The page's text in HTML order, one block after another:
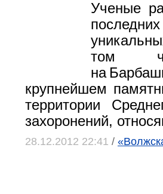
Ученые
том
на
крупнейшем
территории
захоронений,
28.12.2012 22:41 /